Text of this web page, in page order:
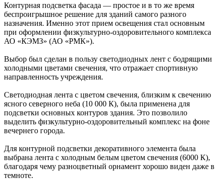
Контурная подсветка фасада — простое и в то же время
беспроигрышное решение для зданий самого разного
назначения. Именно этот прием освещения стал основным
при оформлении физкультурно-оздоровительного комплекса
АО «КЭМЗ» (АО «РМК»).
Выбор был сделан в пользу светодиодных лент с бодрящими
холодными цветами свечения, что отражает спортивную
направленность учреждения.
Светодиодная лента с цветом свечения, близким к свечению
ясного северного неба (10 000 К), была применена для
подсветки основных контуров здания. Это позволило
выделить физкультурно-оздоровительный комплекс на фоне
вечернего города.
Для контурной подсветки декоративного элемента была
выбрана лента с холодным белым цветом свечения (6000 К),
благодаря чему разноцветный орнамент хорошо виден даже в
темноте.